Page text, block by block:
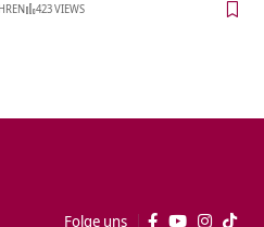
423 VIEWS
Folge uns